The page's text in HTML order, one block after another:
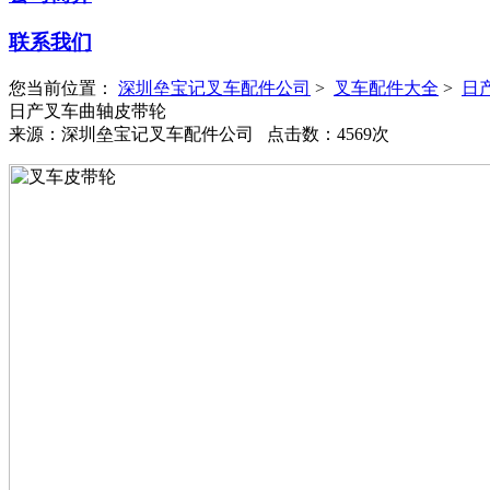
联系我们
您当前位置： 深圳垒宝记叉车配件公司 > 叉车配件大全 >
日
日产叉车曲轴皮带轮
来源：深圳垒宝记叉车配件公司 点击数：4569次